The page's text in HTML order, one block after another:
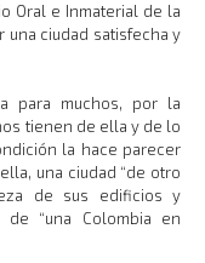
Oral e Inmaterial de la
una ciudad satisfecha y
para muchos, por la
tienen de ella y de lo
la hace parecer
una ciudad “de otro
de sus edificios y
“una Colombia en